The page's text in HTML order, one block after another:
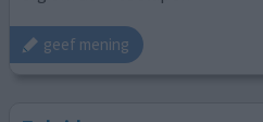
geef mening